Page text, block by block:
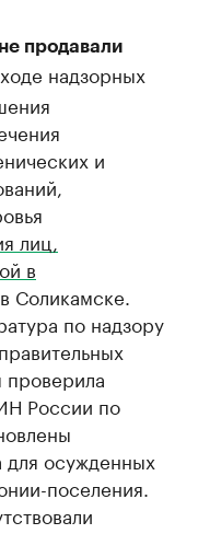
продавали
надзорных
и
лиц,
в
Соликамске.
по надзору
России по
для осужденных
поселения.